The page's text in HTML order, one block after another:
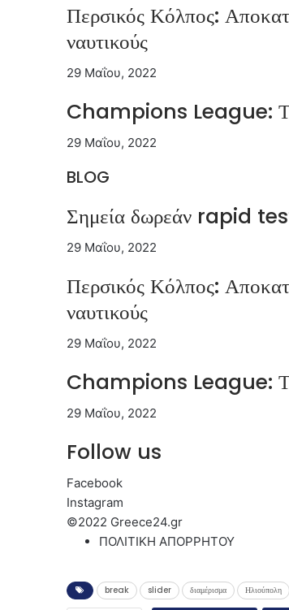
Περσικός Κόλπος:
ναυτικούς
29 Μαΐου, 2022
Champions League: Το
29 Μαΐου, 2022
BLOG
Σημεία δωρεάν rapid
29 Μαΐου, 2022
Περσικός Κόλπος:
ναυτικούς
29 Μαΐου, 2022
Champions League: Το
29 Μαΐου, 2022
Follow us
Facebook
Instagram
©2022 Greece24.gr
ΠΟΛΙΤΙΚΗ ΑΠΟΡΡΗΤΟΥ
break slider διαμέρισμα Ηλιούπολη